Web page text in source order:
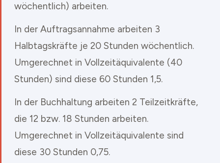
wöchentlich) arbeiten.
In der Auftragsannahme arbeiten 3
Halbtagskräfte je 20 Stunden wöchentlich.
Umgerechnet in Vollzeitäquivalente (40
Stunden) sind diese 60 Stunden 1,5.
In der Buchhaltung arbeiten 2 Teilzeitkräfte,
die 12 bzw. 18 Stunden arbeiten.
Umgerechnet in Vollzeitäquivalente sind
diese 30 Stunden 0,75.